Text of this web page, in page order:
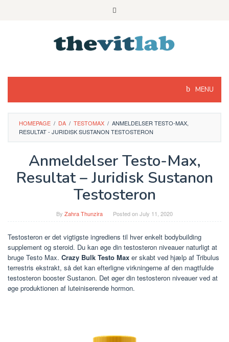
MENU
HOMEPAGE / DA / TESTOMAX / ANMELDELSER TESTO-MAX,
RESULTAT - JURIDISK SUSTANON TESTOSTERON
Anmeldelser Testo-Max,
Resultat – Juridisk Sustanon
Testosteron
By Zahra Thunzira Posted onJuly 11, 2020
Testosteron er det vigtigste ingrediens til hver enkelt bodybuilding
supplement og steroid. Du kan øge din testosteron niveauer naturligt at
bruge Testo Max. Crazy Bulk Testo Max er skabt ved hjælp af Tribulus
terrestris ekstrakt, så det kan efterligne virkningerne af den magtfulde
testosteron booster Sustanon. Det øger din testosteron niveauer ved at
øge produktionen af luteiniserende hormon.